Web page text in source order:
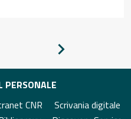
PERSONALE
CNR
Scrivania digitale